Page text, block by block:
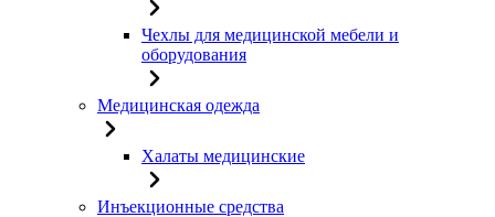
Чехлы для медицинской мебели и
оборудования
Медицинская одежда
Халаты медицинские
Инъекционные средства